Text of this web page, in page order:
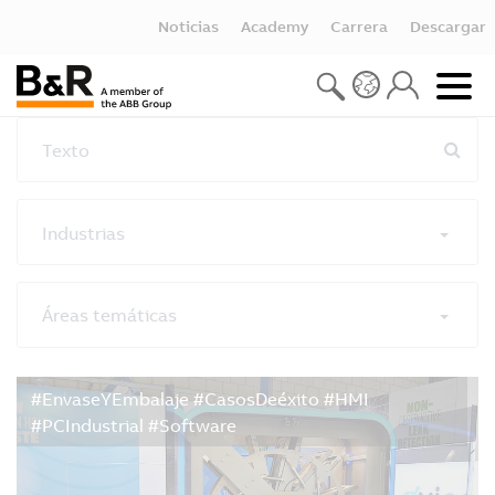
Noticias Academy Carrera Descargar
Texto
Industrias
Áreas temáticas
Restablecer todos los filtros
#EnvaseYEmbalaje #CasosDeéxito #HMI
#PCIndustrial #Software